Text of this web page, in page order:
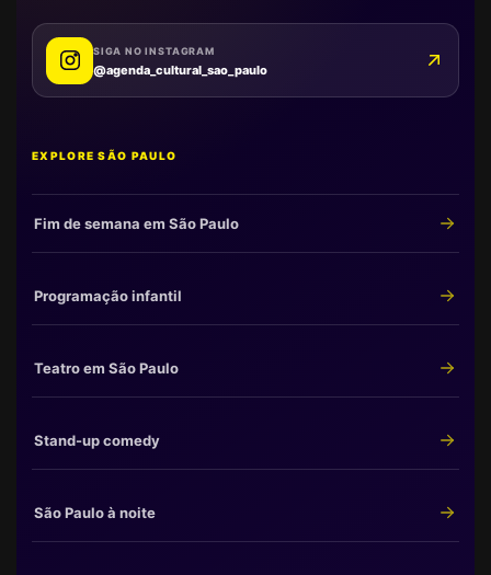
SIGA NO INSTAGRAM
@agenda_cultural_sao_paulo
EXPLORE SÃO PAULO
Fim de semana em São Paulo
Programação infantil
Teatro em São Paulo
Stand-up comedy
São Paulo à noite